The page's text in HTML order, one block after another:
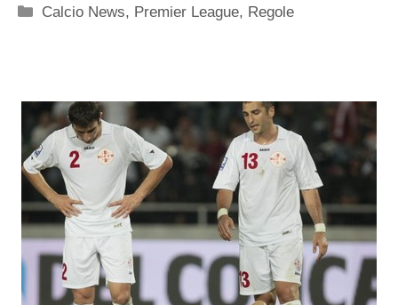
Categorie
Calcio News, Premier League, Regole